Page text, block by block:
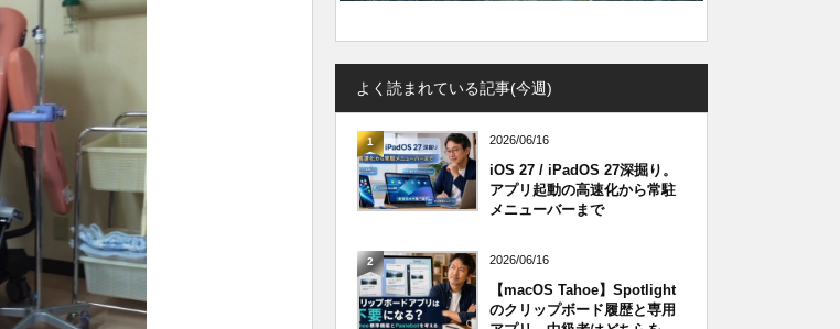
よく読まれている記事(今週)
1 2026/06/16
iOS 27 / iPadOS 27深掘り。
アプリ起動の高速化から常駐
メニューバーまで
2 2026/06/16
【macOS Tahoe】Spotlight
のクリップボード履歴と専用